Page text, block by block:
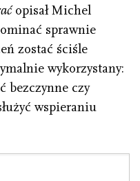
opisał Michel
sprawnie
zostać ściśle
wykorzystany:
bezczynne czy
wspieraniu